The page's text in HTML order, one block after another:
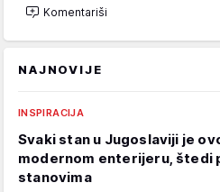
Komentariši
NAJNOVIJE
INSPIRACIJA
Svaki stan u Jugoslaviji je
modernom enterijeru, štedi
stanovima